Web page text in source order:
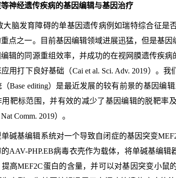
神经遗传疾病的基因编辑与基因治疗
大脑发育障碍的单基因遗传病例如瑞特综合征是
点之一。目前基因编辑领域进展迅猛，但是基
辑的同源重组效率，并成功的在视网膜遗传疾
用打下良好基础 （Cai et al. Sci. Adv. 2019） 。我
（Base editing） 是最近发展的较有前景的基因编
靶标范围，并有效的减少了基因编辑的脱靶率
Comm. 2019）。
碱基编辑系统对一个导致自闭症的基因突变
AAV-PHP.EB病毒衣壳作为载体，将单碱基编辑
提高MEF2C蛋白的含量，并可以对基因突变小鼠